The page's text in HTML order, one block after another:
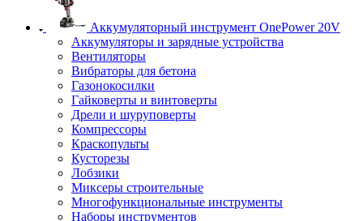
Аккумуляторный инструмент OnePower 20V
Аккумуляторы и зарядные устройства
Вентиляторы
Вибраторы для бетона
Газонокосилки
Гайковерты и винтоверты
Дрели и шуруповерты
Компрессоры
Краскопульты
Кусторезы
Лобзики
Миксеры строительные
Многофункциональные инструменты
Наборы инструментов